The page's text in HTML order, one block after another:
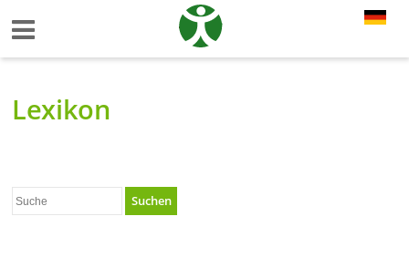
Lexikon
Suchen